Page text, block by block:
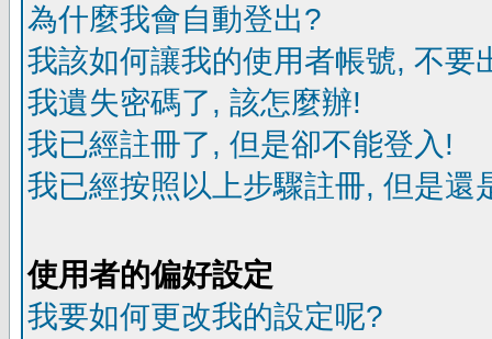
為什麼我會自動登出?
我該如何讓我的使用者帳號, 不要
我遺失密碼了, 該怎麼辦!
我已經註冊了, 但是卻不能登入!
我已經按照以上步驟註冊, 但是還
使用者的偏好設定
我要如何更改我的設定呢?